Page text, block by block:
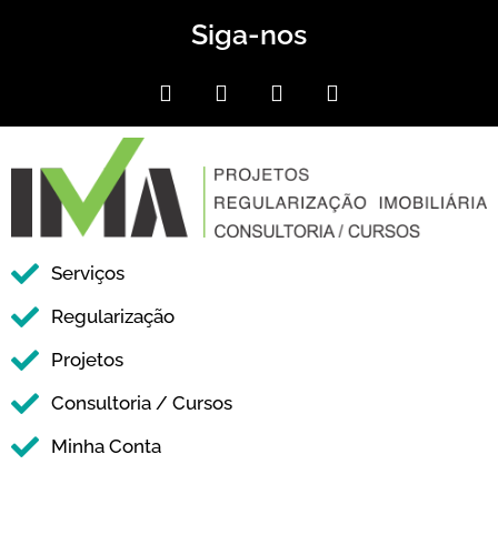
Siga-nos
Serviços
Regularização
Projetos
Consultoria / Cursos
Minha Conta